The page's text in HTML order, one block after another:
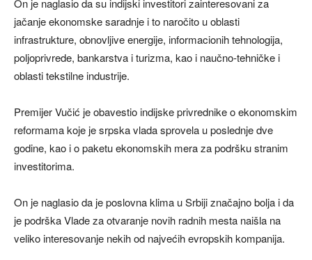
On je naglasio da su indijski investitori zainteresovani za
jačanje ekonomske saradnje i to naročito u oblasti
infrastrukture, obnovljive energije, informacionih tehnologija,
poljoprivrede, bankarstva i turizma, kao i naučno-tehničke i
oblasti tekstilne industrije.
Premijer Vučić je obavestio indijske privrednike o ekonomskim
reformama koje je srpska vlada sprovela u poslednje dve
godine, kao i o paketu ekonomskih mera za podršku stranim
investitorima.
On je naglasio da je poslovna klima u Srbiji značajno bolja i da
je podrška Vlade za otvaranje novih radnih mesta naišla na
veliko interesovanje nekih od najvećih evropskih kompanija.